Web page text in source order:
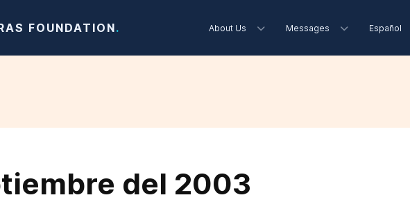
FOUNDATION. About Us Messages Español
del 2003